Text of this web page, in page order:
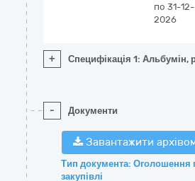
по 31-12-
2026
+ Специфікація 1: Альбумін,
- Документи
Завантажити
Тип документа: Оголошення
закупівлі